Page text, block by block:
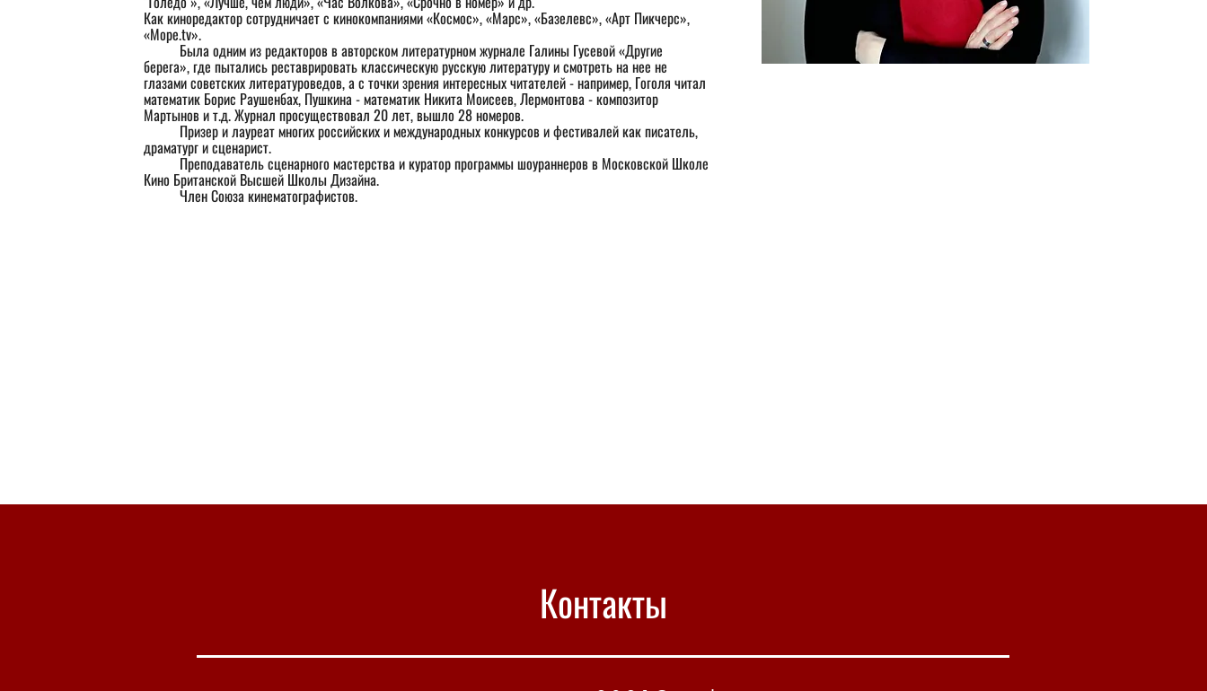
Как киноредактор сотрудничает с кинокомпаниями «Космос», «Марс», «Базелевс», «Арт Пикчерс»,
«Море.tv».
	Была одним из редакторов в авторском литературном журнале Галины Гусевой «Другие
берега», где пытались реставрировать классическую русскую литературу и смотреть на нее не
глазами советских литературоведов, а с точки зрения интересных читателей - например, Гоголя читал
математик Борис Раушенбах, Пушкина - математик Никита Моисеев, Лермонтова - композитор
Мартынов и т.д. Журнал просуществовал 20 лет, вышло 28 номеров.
	Призер и лауреат многих российских и международных конкурсов и фестивалей как писатель,
драматург и сценарист.
	Преподаватель сценарного мастерства и куратор программы шоураннеров в Московской Школе
Кино Британской Высшей Школы Дизайна.
	Член Союза кинематографистов.
Контакты